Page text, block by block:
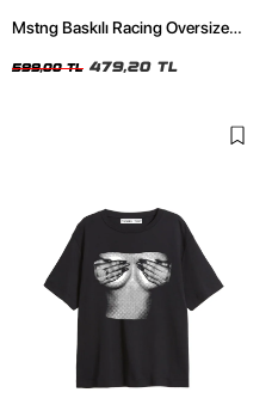
Mstng Baskılı Racing Oversize
599,00 TL 479,20 TL